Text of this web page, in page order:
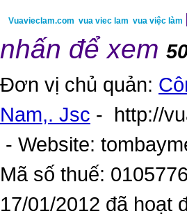
Vuavieclam.com vua viec lam vua việc làm |
nhấn để xem
Đơn vị chủ quản:
Nam,. Jsc - http://
- Website:
Mã số thuế:
17/01/2012 đã hoạt